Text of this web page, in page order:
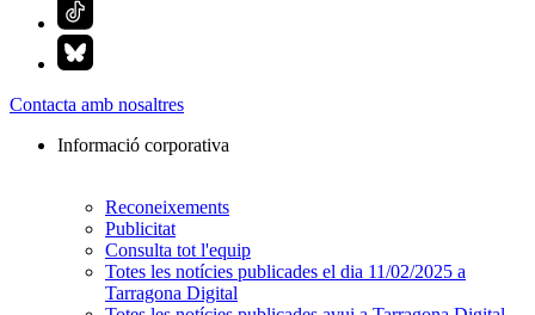
Contacta amb nosaltres
Informació corporativa
Reconeixements
Publicitat
Consulta tot l'equip
Totes les notícies publicades el dia 11/02/2025 a
Tarragona Digital